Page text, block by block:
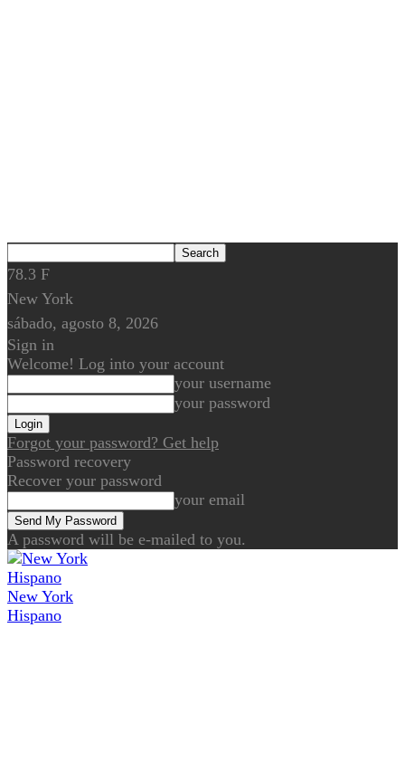
78.3 F
New York
sábado, agosto 8, 2026
Sign in
Welcome! Log into your account
your username
your password
Forgot your password? Get help
Password recovery
Recover your password
your email
A password will be e-mailed to you.
New York
Hispano